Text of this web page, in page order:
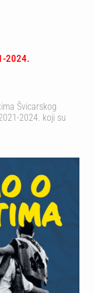
2024.
Švicarskog
2024. koji su